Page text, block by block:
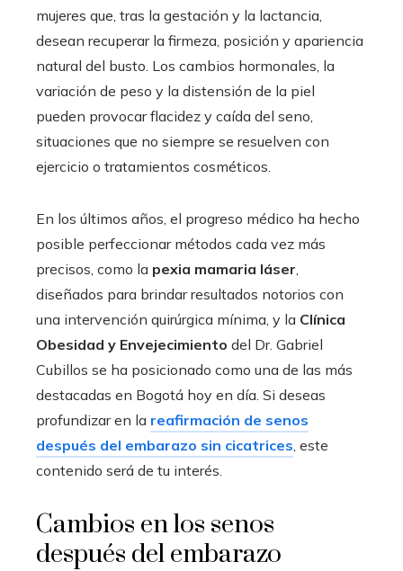
mujeres que, tras la gestación y la lactancia,
desean recuperar la firmeza, posición y apariencia
natural del busto. Los cambios hormonales, la
variación de peso y la distensión de la piel
pueden provocar flacidez y caída del seno,
situaciones que no siempre se resuelven con
ejercicio o tratamientos cosméticos.
En los últimos años, el progreso médico ha hecho
posible perfeccionar métodos cada vez más
precisos, como la pexia mamaria láser
diseñados para brindar resultados notorios con
una intervención quirúrgica mínima, y la Clínica
Obesidad y Envejecimiento del Dr. Gabriel
Cubillos se ha posicionado como una de las más
destacadas en Bogotá hoy en día. Si deseas
profundizar en la reafirmación de senos
después del embarazo sin cicatrices , este
contenido será de tu interés.
Cambios en los senos
después del embarazo